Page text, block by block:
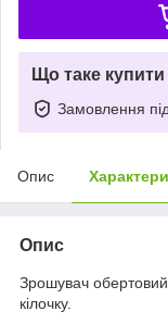
Що таке
Замовлення
Опис
Опис
Зрошувач
кілочку.